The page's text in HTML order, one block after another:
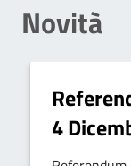
Novità
4